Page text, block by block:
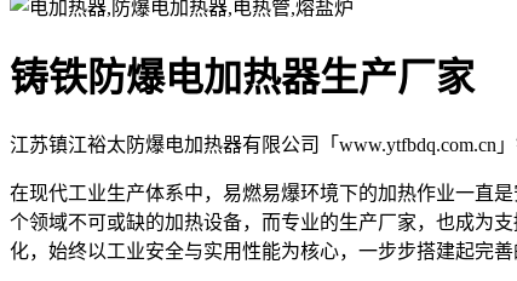
铸铁防爆电加热器生产厂家
江苏镇江裕太防爆电加热器有限公司「
在现代工业生产体系中，易燃易爆环境下的加热作业一直
个领域不可或缺的加热设备，而专业的生产厂家，也成为
化，始终以工业安全与实用性能为核心，一步步搭建起完